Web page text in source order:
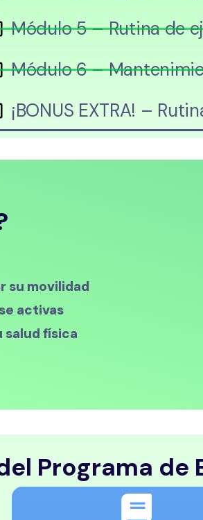
Módulo 5 – Rutina de
Módulo 6 –
¡BONUS EXTRA! –
su movilidad
activas
salud física
Programa de